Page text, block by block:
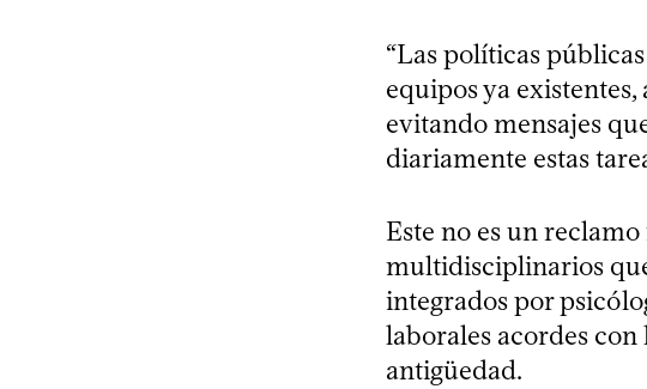
“Las políticas
equipos ya
evitando mensajes
diariamente estas
Este no es un
multidisciplinarios
integrados por
laborales acordes con
antigüedad.